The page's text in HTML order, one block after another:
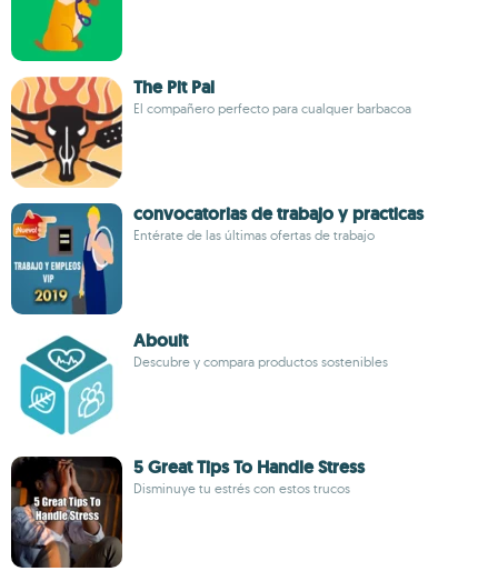
The Pit Pal
El compañero perfecto para cualquer barbacoa
convocatorias de trabajo y practicas
Entérate de las últimas ofertas de trabajo
Abouit
Descubre y compara productos sostenibles
5 Great Tips To Handle Stress
Disminuye tu estrés con estos trucos